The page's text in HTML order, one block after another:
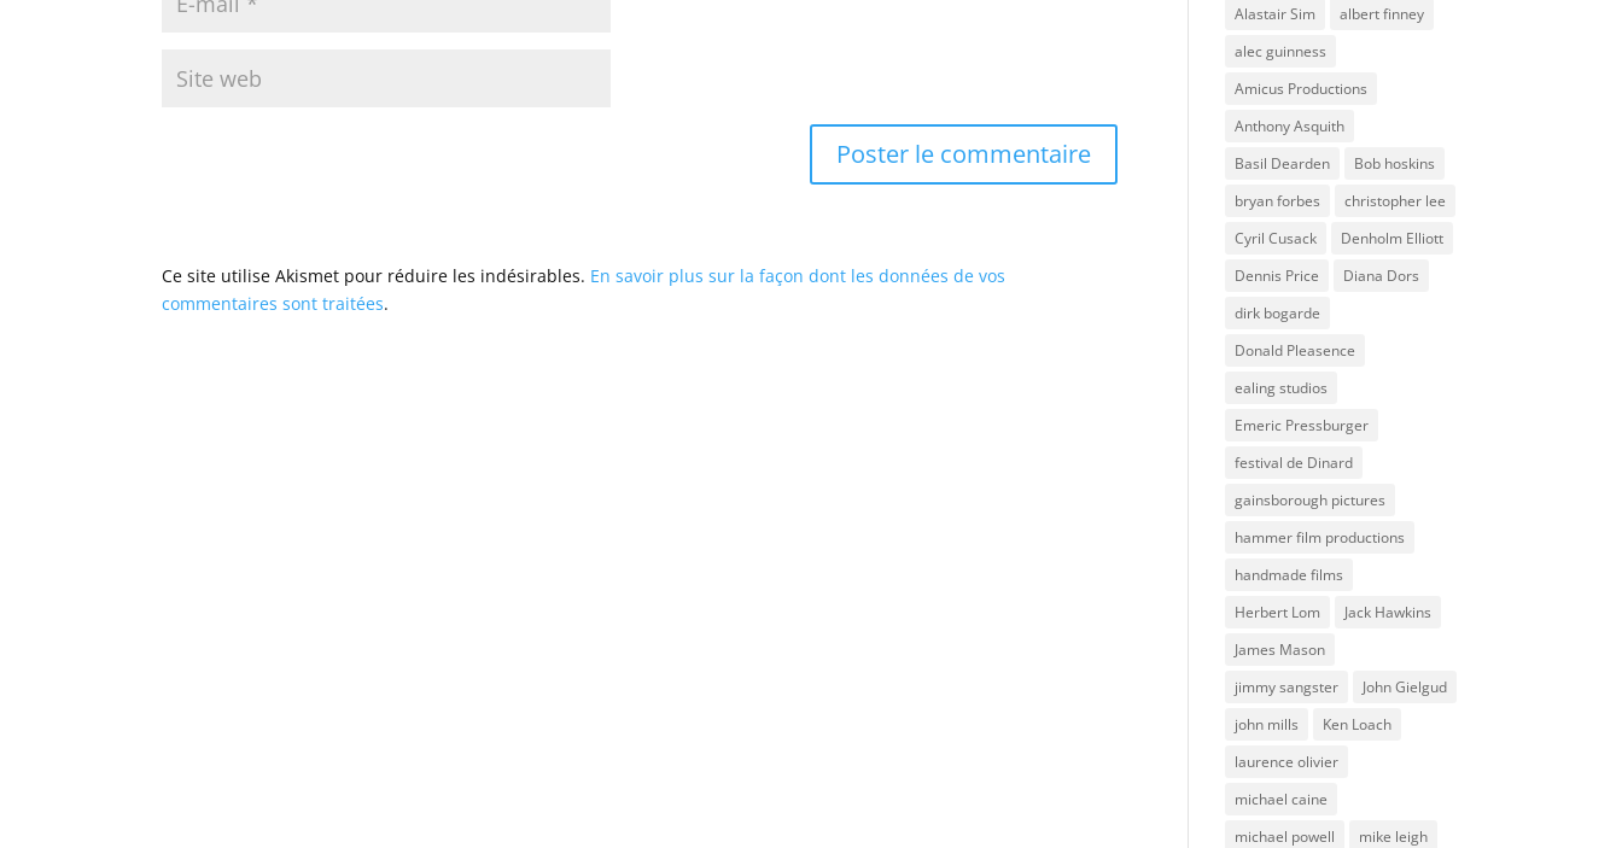
Ce site utilise Akismet pour réduire les indésirables. En savoir plus sur la façon dont les données de vos
commentaires sont traitées.
Alastair Sim
albert finney
alec guinness
Amicus Productions
Anthony Asquith
Basil Dearden
Bob hoskins
bryan forbes
christopher lee
Cyril Cusack
Denholm Elliott
Dennis Price
Diana Dors
dirk bogarde
Donald Pleasence
ealing studios
Emeric Pressburger
festival de Dinard
gainsborough pictures
hammer film productions
handmade films
Herbert Lom
Jack Hawkins
James Mason
jimmy sangster
John Gielgud
john mills
Ken Loach
laurence olivier
michael caine
michael powell
mike leigh